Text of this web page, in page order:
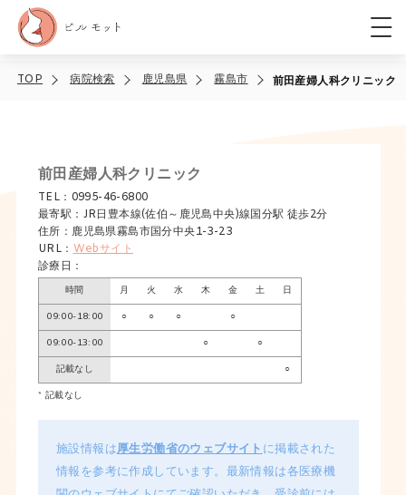
TOP 病院検索 鹿児島県 霧島市 前田産婦人科クリニック
前田産婦人科クリニック
TEL：0995-46-6800
最寄駅：JR日豊本線(佐伯～鹿児島中央)線国分駅 徒歩2分
住所：鹿児島県霧島市国分中央1-3-23
URL： Webサイト
診療日：
時間 月 火 水 木 金 土 日
09:00-18:00 ○ ○ ○ ○
09:00-13:00 ○ ○
記載なし ○
* 記載なし
施設情報は厚生労働省のウェブサイト に掲載された
情報を参考に作成しています。最新情報は各医療機